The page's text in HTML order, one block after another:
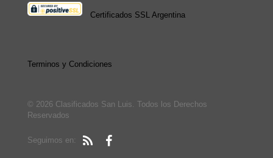
Certificados SSL Argentina
Terminos y Condiciones
© 2026 Clasificados San Luis. Todos los Derechos
Reservados
Seguimos en: